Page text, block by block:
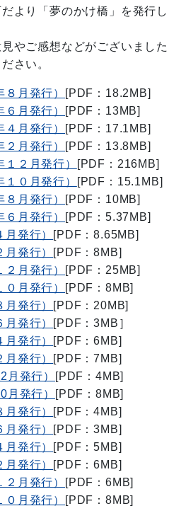
より「夢のかけ橋」を発行し
やご感想などがございました
さい。
月発行）
[PDF：18.2MB]
月発行）
[PDF：13MB]
月発行）
[PDF：17.1MB]
月発行）
[PDF：13.8MB]
２月発行）
[PDF：216MB]
０月発行）
[PDF：15.1MB]
月発行）
[PDF：10MB]
月発行）
[PDF：5.37MB]
発行）
[PDF：8.65MB]
発行）
[PDF：8MB]
月発行）
[PDF：25MB]
月発行）
[PDF：8MB]
発行）
[PDF：20MB]
発行）
[PDF：3MB］
発行）
[PDF：6MB]
発行）
[PDF：7MB]
月発行）
[PDF：4MB]
月発行）
[PDF：8MB]
発行）
[PDF：4MB]
発行）
[PDF：3MB]
発行）
[PDF：5MB]
発行）
[PDF：6MB]
月発行）
[PDF：6MB]
月発行）
[PDF：8MB]